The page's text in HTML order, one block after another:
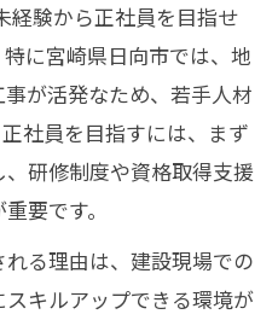
アップが期待できる
する建設業求人の魅力
て着実に力を伸ばす工
人で磨ける実践力と知
経験から正社員を目指せ
に宮崎県日向市では、地
が活発なため、若手人材
社員を目指すには、まず
研修制度や資格取得支援
要です。
る理由は、建設現場での
キルアップできる環境が